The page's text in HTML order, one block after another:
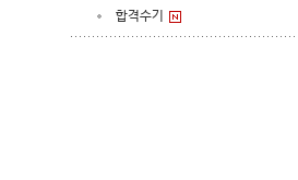
합격수기